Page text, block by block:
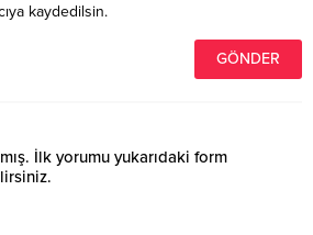
kaydedilsin.
İlk yorumu yukarıdaki form